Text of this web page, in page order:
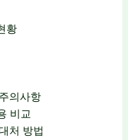
황
의사항
비교
처 방법